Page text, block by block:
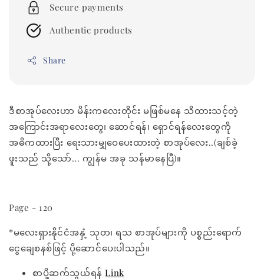
Secure payments
Authentic products
Share
ဒီစာအုပ်လေးဟာ မိန်းကလေးတိုင်း မဖြစ်မနေ သိထားသင့်တဲ့
အကြောင်းအရာလေးတွေ၊ ဆောင်ရန်၊ ရှောင်ရန်လေးတွေကို
အဓိကထားပြီး ရေးသားမျှဝေပေးထားတဲ့ စာအုပ်လေး..(ချစ်ခဲ့
ဖူးသည် သို့သော်... ကျွန်မ အခု သန်မာနေပြီ)။
Page - 120
*မလေးရှားနိုင်ငံအနှံ့ သုတ၊ ရသ စာအုပ်များကို ပစ္စည်းရောက်
ငွေချေစနစ်ဖြင့် ပို့ဆောင်ပေးပါသည်။
စာပို့ဆက်သွယ်ရန်Link